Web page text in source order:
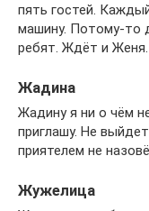
пять гостей.
машину. Потому-то
ребят. Ждёт и Женя.
Жадина
Жадину я ни о чём
приглашу. Не
приятелем не
Жужелица